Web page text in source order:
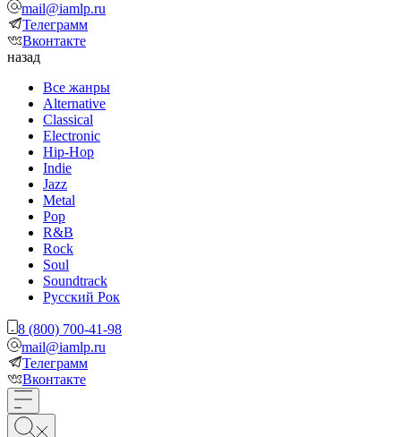
mail@iamlp.ru
Телеграмм
Вконтакте
назад
Все жанры
Alternative
Classical
Electronic
Hip-Hop
Indie
Jazz
Metal
Pop
R&B
Rock
Soul
Soundtrack
Русский Рок
8 (800) 700-41-98
mail@iamlp.ru
Телеграмм
Вконтакте